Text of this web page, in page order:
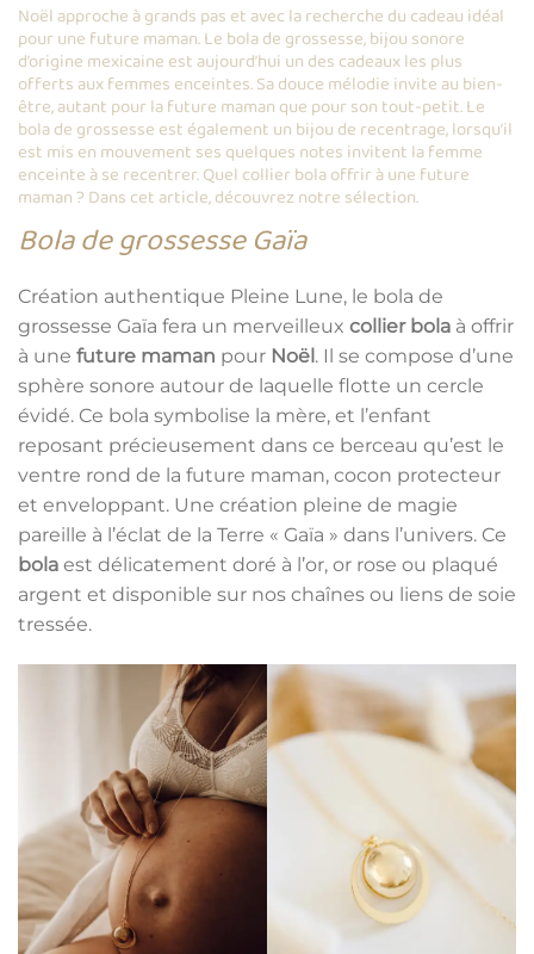
Noël approche à grands pas et avec la recherche du cadeau idéal
pour une future maman. Le bola de grossesse, bijou sonore
d’origine mexicaine est aujourd’hui un des cadeaux les plus
offerts aux femmes enceintes. Sa douce mélodie invite au bien-
être, autant pour la future maman que pour son tout-petit. Le
bola de grossesse est également un bijou de recentrage, lorsqu’il
est mis en mouvement ses quelques notes invitent la femme
enceinte à se recentrer. Quel collier bola offrir à une future
maman ? Dans cet article, découvrez notre sélection.
Bola de grossesse Gaïa
Création authentique Pleine Lune, le bola de
grossesse Gaïa fera un merveilleux collier bola à offrir
à une future maman pour Noël. Il se compose d’une
sphère sonore autour de laquelle flotte un cercle
évidé. Ce bola symbolise la mère, et l’enfant
reposant précieusement dans ce berceau qu’est le
ventre rond de la future maman, cocon protecteur
et enveloppant. Une création pleine de magie
pareille à l’éclat de la Terre « Gaïa » dans l’univers. Ce
bola est délicatement doré à l’or, or rose ou plaqué
argent et disponible sur nos chaînes ou liens de soie
tressée.